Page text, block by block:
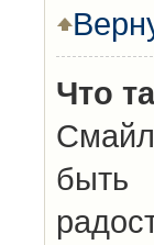
Что
быть